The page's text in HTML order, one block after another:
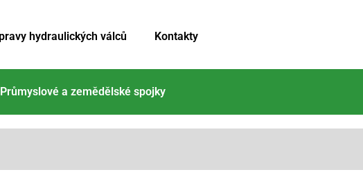
hydraulických válců Kontakty
Průmyslové a zemědělské spojky